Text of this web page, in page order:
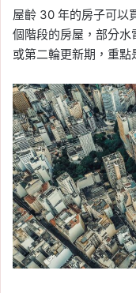
屋齡 30 年的房子可以
個階段的房屋，部分
或第二輪更新期，重點